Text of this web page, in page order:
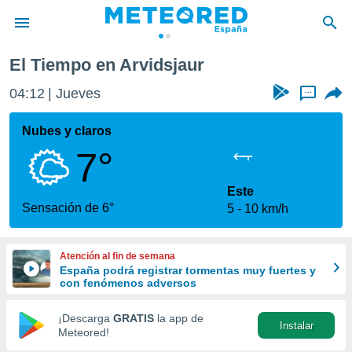
de
por
que se
calidad.
a este
las
y
forma
digital
basada
El Tiempo en Arvidsjaur
04:12 Jueves ...
Nubes y claros
7°
Sensación de 6°
Este
5
10 km/h
Atención al fin de semana
España podrá registrar tormentas muy fuertes y
con fenómenos adversos
¡Descarga GRATIS la app de
Meteored!
Instalar